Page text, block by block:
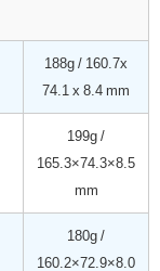
188g / 160.7x
74.1 x 8.4 mm
199g /
165.3×74.3×8.5
mm
180g /
160.2×72.9×8.0